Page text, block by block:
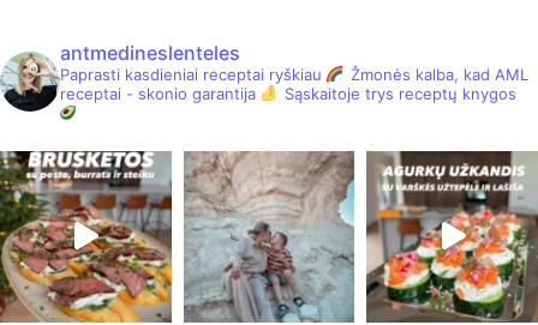
antmedineslenteles
Paprasti kasdieniai receptai ryškiau
Žmonės kalba, kad AML
receptai - skonio garantija
Sąskaitoje trys receptų knygos